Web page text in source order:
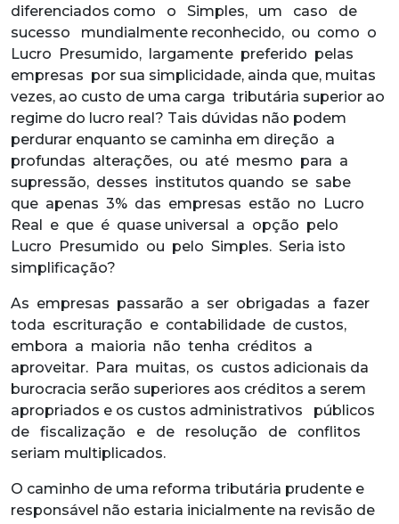
diferenciados como o Simples, um caso de
sucesso mundialmente reconhecido, ou como o
Lucro Presumido, largamente preferido pelas
empresas por sua simplicidade, ainda que, muitas
vezes, ao custo de uma carga tributária superior ao
regime do lucro real? Tais dúvidas não podem
perdurar enquanto se caminha em direção a
profundas alterações, ou até mesmo para a
supressão, desses institutos quando se sabe
que apenas 3% das empresas estão no Lucro
Real e que é quase universal a opção pelo
Lucro Presumido ou pelo Simples. Seria isto
simplificação?
As empresas passarão a ser obrigadas a fazer
toda escrituração e contabilidade de custos,
embora a maioria não tenha créditos a
aproveitar. Para muitas, os custos adicionais da
burocracia serão superiores aos créditos a serem
apropriados e os custos administrativos públicos
de fiscalização e de resolução de conflitos
seriam multiplicados.
O caminho de uma reforma tributária prudente e
responsável não estaria inicialmente na revisão de